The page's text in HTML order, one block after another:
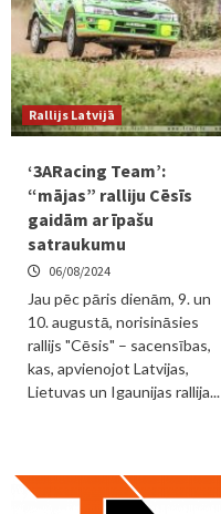
Rallijs Latvijā
‘3ARacing Team’:
“mājas” ralliju Cēsīs
gaidām ar īpašu
satraukumu
06/08/2024
Jau pēc pāris dienām, 9. un
10. augustā, norisināsies
rallijs "Cēsis" – sacensības,
kas, apvienojot Latvijas,
Lietuvas un Igaunijas rallija...